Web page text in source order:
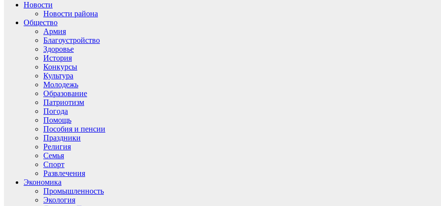
Новости
Новости района
Общество
Армия
Благоустройство
Здоровье
История
Конкурсы
Культура
Молодежь
Образование
Патриотизм
Погода
Помощь
Пособия и пенсии
Праздники
Религия
Семья
Спорт
Развлечения
Экономика
Промышленность
Экология